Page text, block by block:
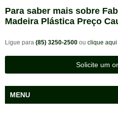
Para saber mais sobre
Madeira Plástica Preço
Ligue para (85) 3250-2500 ou clique aqui
Solicite um
MENU